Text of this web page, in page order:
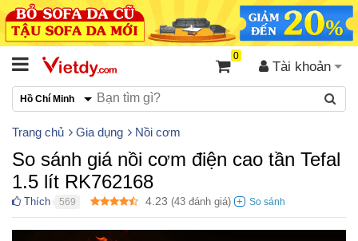
Tài khoản
0
Hồ Chí Minh
Trang chủ Gia dụng Nồi cơm
So sánh giá nồi cơm điện cao tần Tefal
1.5 lít RK762168
Thích 569 4.23 (43 đánh giá)